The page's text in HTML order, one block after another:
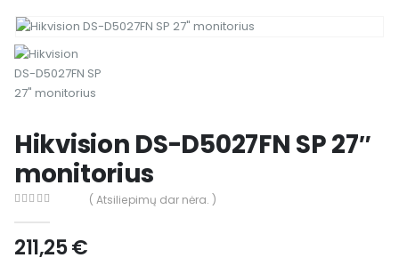
Hikvision DS-D5027FN SP 27″
monitorius
( Atsiliepimų dar nėra. )
211,25€